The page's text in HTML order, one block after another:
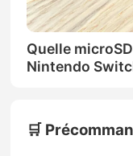
Quelle
Nintendo
🛒